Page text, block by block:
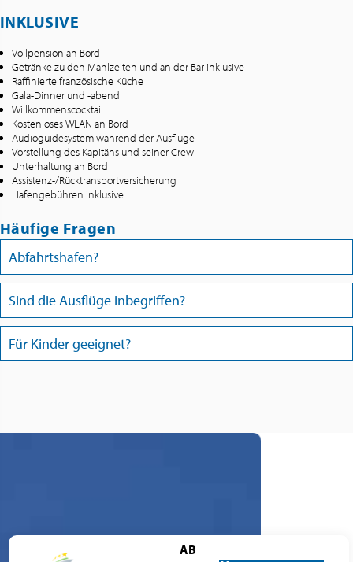
AB
INKLUSIVE
Vollpension an Bord
Getränke zu den Mahlzeiten und an der Bar inklusive
Raffinierte französische Küche
Gala-Dinner und -abend
Willkommenscocktail
Kostenloses WLAN an Bord
Audioguidesystem während der Ausflüge
Vorstellung des Kapitäns und seiner Crew
Unterhaltung an Bord
Assistenz-/Rücktransportversicherung
Hafengebühren inklusive
Häufige Fragen
Abfahrtshafen?
Sind die Ausflüge inbegriffen?
Für Kinder geeignet?